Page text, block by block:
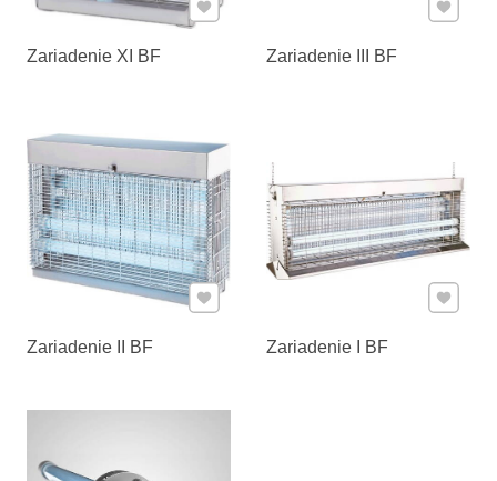
Zariadenie XI BF Zariadenie III BF
Zariadenie II BF
Pridať k Obľúbeným
Zariadenie I BF
Pridať